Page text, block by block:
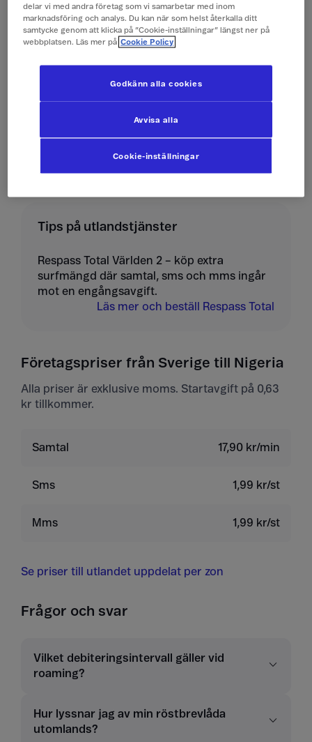
Skicka sms 4 kr/st
Ta emot sms 0 kr/st
Skicka mms 10 kr/st
Tips på utlandstjänster
Respass Total Världen 2 – köp extra
surfmängd där samtal, sms och mms ingår
mot en engångsavgift.
Läs mer och beställ Respass Total
Företagspriser från Sverige till Nigeria
Alla priser är exklusive moms. Startavgift på 0,63
kr tillkommer.
Samtal 17,90 kr/min
Sms 1,99 kr/st
Mms 1,99 kr/st
Se priser till utlandet uppdelat per zon
Frågor och svar
Vilket debiteringsintervall gäller vid
roaming?
Hur lyssnar jag av min röstbrevlåda
utomlands?
delar vi med andra företag som vi samarbetar med inom
marknadsföring och analys. Du kan när som helst återkalla ditt
samtycke genom att klicka på ”Cookie-inställningar” längst ner på
webbplatsen. Läs mer på Cookie Policy
Cookie-inställningar
Avvisa alla
Godkänn alla cookies